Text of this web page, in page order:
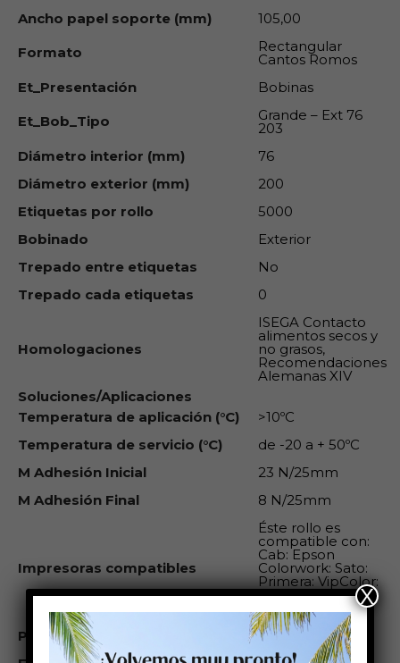
Ancho papel soporte (mm)
105,00
Formato
Rectangular
Cantos Romos
Et_Presentación
Bobinas
Et_Bob_Tipo
Grande – Ext 76
203
Diámetro interior (mm)
76
Diámetro exterior (mm)
200
Etiquetas por rollo
5000
Bobinado
Exterior
Trepado entre etiquetas
No
Trepado cada etiquetas
0
Homologaciones
ISEGA Contacto
alimentos secos y
no grasos,
Recomendaciones
Alemanas XIV
Soluciones/Aplicaciones
Temperatura de aplicación (°C)
>10ºC
Temperatura de servicio (°C)
de -20 a + 50ºC
M Adhesión Inicial
23 N/25mm
M Adhesión Final
8 N/25mm
Impresoras compatibles
Éste rollo es
compatible con:
Cab: Epson
Colorwork: Sato:
Primera: VipColor:
SwifColor: Zebra:
Godex:
Plazo aprovisionamiento
5
X